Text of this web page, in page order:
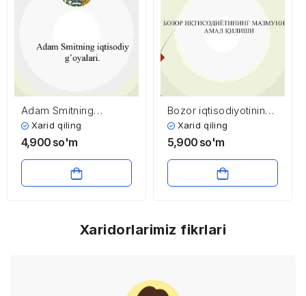
Adam Smitning
iqtisodiy g’oyalari
Xarid qiling
4,900 so'm
Bozor iqtisodiyotining
mazmuni va amal
qilishi
Xarid qiling
5,900 so'm
Xaridorlarimiz fikrlari